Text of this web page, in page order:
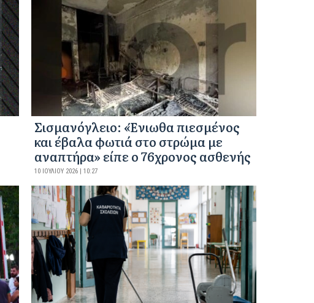
Σισμανόγλειο: «Ένιωθα πιεσμένος
και έβαλα φωτιά στο στρώμα με
αναπτήρα» είπε ο 76χρονος ασθενής
10 ΙΟΥΛΊΟΥ 2026 | 10:27